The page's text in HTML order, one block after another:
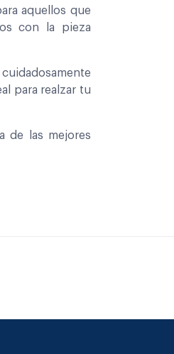
aquellos que
con la pieza
para realzar tu
de las mejores